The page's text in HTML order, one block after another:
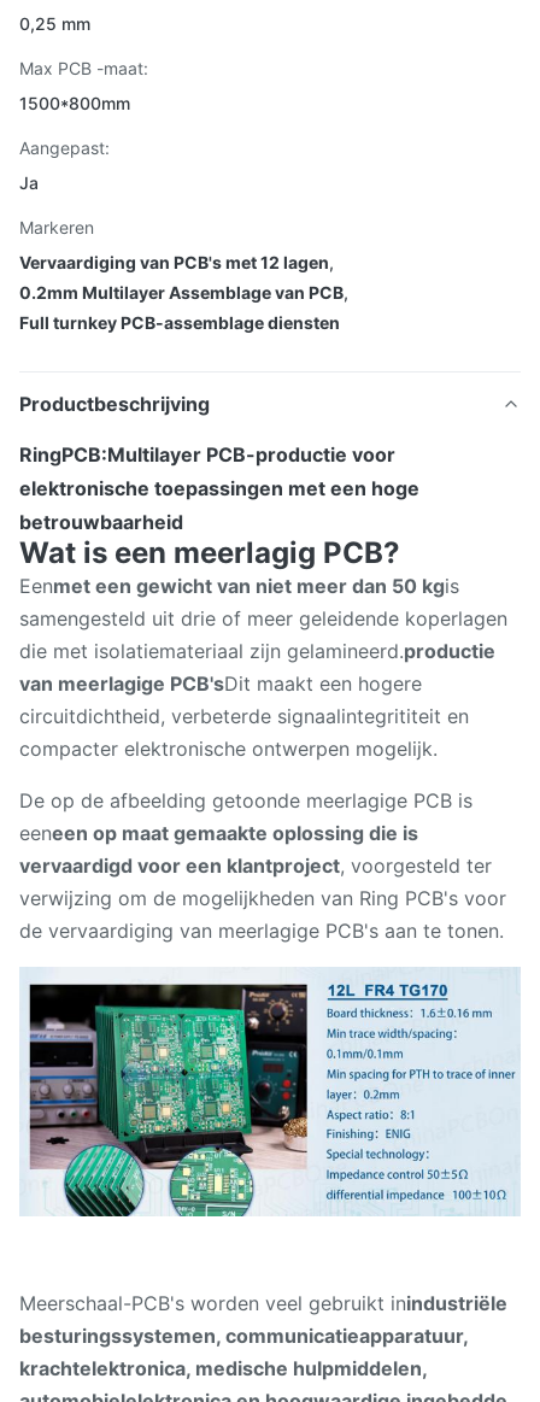
0,25 mm
Max PCB -maat:
1500*800mm
Aangepast:
Ja
Markeren
Vervaardiging van PCB's met 12 lagen,
0.2mm Multilayer Assemblage van PCB,
Full turnkey PCB-assemblage diensten
Productbeschrijving
RingPCB:Multilayer PCB-productie voor
elektronische toepassingen met een hoge
betrouwbaarheid
Wat is een meerlagig PCB?
Eenmet een gewicht van niet meer dan 50 kgis
samengesteld uit drie of meer geleidende koperlagen
die met isolatiemateriaal zijn gelamineerd.productie
van meerlagige PCB'sDit maakt een hogere
circuitdichtheid, verbeterde signaalintegrititeit en
compacter elektronische ontwerpen mogelijk.
De op de afbeelding getoonde meerlagige PCB is
eeneen op maat gemaakte oplossing die is
vervaardigd voor een klantproject, voorgesteld ter
verwijzing om de mogelijkheden van Ring PCB's voor
de vervaardiging van meerlagige PCB's aan te tonen.
Meerschaal-PCB's worden veel gebruikt inindustriële
besturingssystemen, communicatieapparatuur,
krachtelektronica, medische hulpmiddelen,